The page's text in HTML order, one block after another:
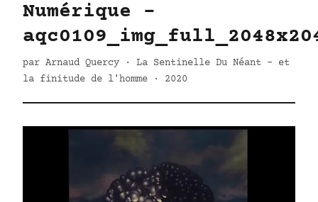
Numérique -
par Arnaud Quercy · La Sentinelle Du Néant - et
la finitude de l'homme · 2020